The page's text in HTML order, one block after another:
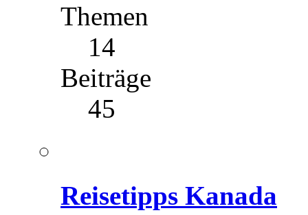
Themen
14
Beiträge
45
Reisetipps Kanada